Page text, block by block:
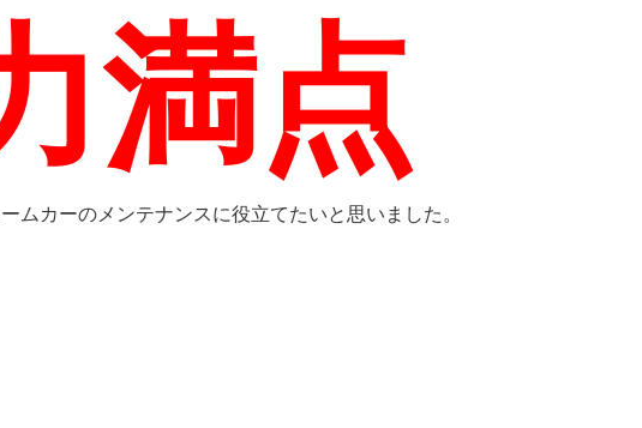
満点
のメンテナンスに役立てたいと思いました。